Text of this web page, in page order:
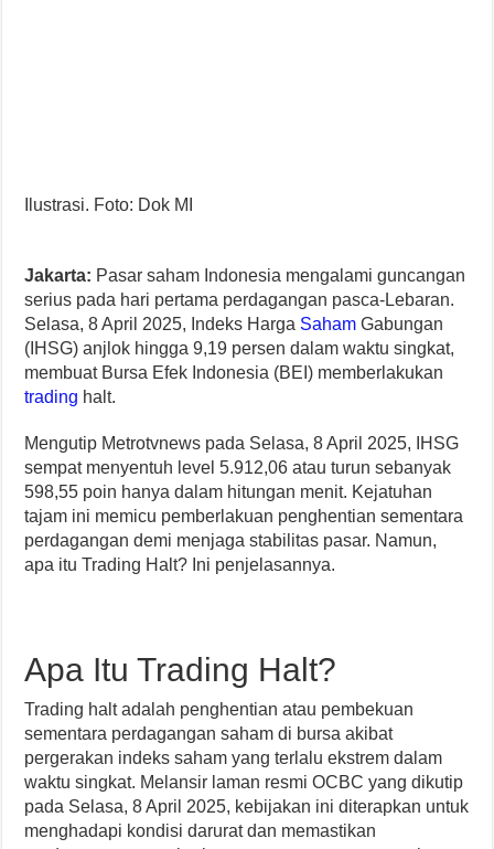
Ilustrasi. Foto: Dok MI
Jakarta: Pasar saham Indonesia mengalami guncangan
serius pada hari pertama perdagangan pasca-Lebaran.
Selasa, 8 April 2025, Indeks Harga Saham Gabungan
(IHSG) anjlok hingga 9,19 persen dalam waktu singkat,
membuat Bursa Efek Indonesia (BEI) memberlakukan
trading halt.
Mengutip Metrotvnews pada Selasa, 8 April 2025, IHSG
sempat menyentuh level 5.912,06 atau turun sebanyak
598,55 poin hanya dalam hitungan menit. Kejatuhan
tajam ini memicu pemberlakuan penghentian sementara
perdagangan demi menjaga stabilitas pasar. Namun,
apa itu Trading Halt? Ini penjelasannya.
Apa Itu Trading Halt?
Trading halt adalah penghentian atau pembekuan
sementara perdagangan saham di bursa akibat
pergerakan indeks saham yang terlalu ekstrem dalam
waktu singkat. Melansir laman resmi OCBC yang dikutip
pada Selasa, 8 April 2025, kebijakan ini diterapkan untuk
menghadapi kondisi darurat dan memastikan